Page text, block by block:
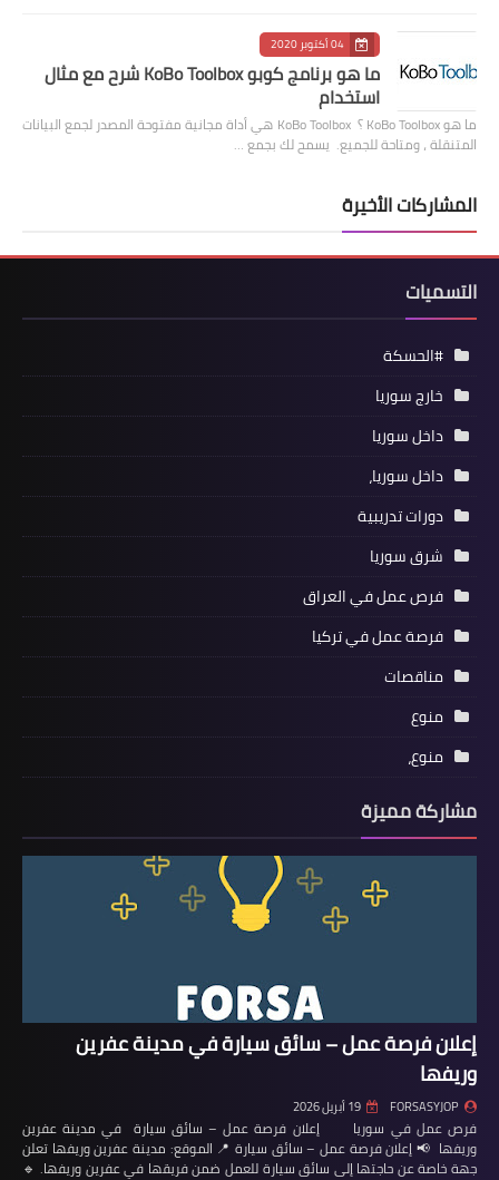
04 أكتوبر 2020
ما هو برنامج كوبو KoBo Toolbox شرح مع مثال
استخدام
ما هو KoBo Toolbox ؟ KoBo Toolbox هي أداة مجانية مفتوحة المصدر لجمع البيانات
المتنقلة ، ومتاحة للجميع. يسمح لك بجمع …
المشاركات الأخيرة
التسميات
#الحسكة
خارج سوريا
داخل سوريا
داخل سوريا،
دورات تدريبية
شرق سوريا
فرص عمل في العراق
فرصة عمل في تركيا
مناقصات
منوع
منوع،
مشاركة مميزة
إعلان فرصة عمل – سائق سيارة في مدينة عفرين
وريفها
FORSASYJOP 19 أبريل 2026
فرص عمل في سوريا إعلان فرصة عمل – سائق سيارة في مدينة عفرين
وريفها 📢 إعلان فرصة عمل – سائق سيارة 📍 الموقع: مدينة عفرين وريفها تعلن
جهة خاصة عن حاجتها إلى سائق سيارة للعمل ضمن فريقها في عفرين وريفها. 🔹